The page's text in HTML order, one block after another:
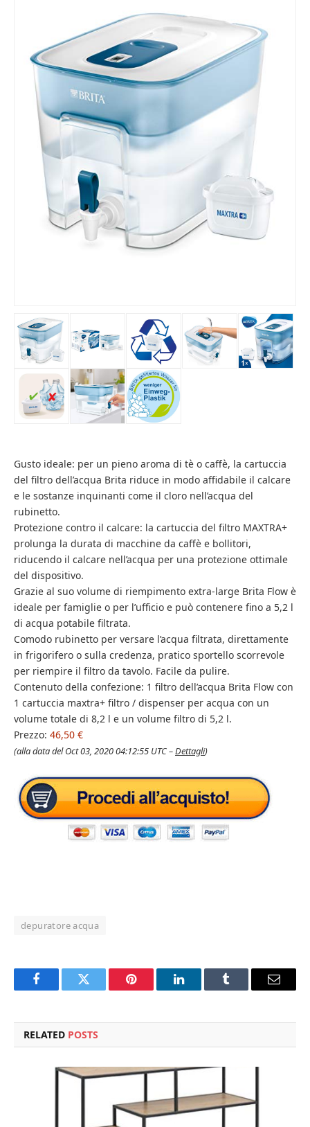
Gusto ideale: per un pieno aroma di tè o caffè, la cartuccia
del filtro dell’acqua Brita riduce in modo affidabile il calcare
e le sostanze inquinanti come il cloro nell’acqua del
rubinetto.
Protezione contro il calcare: la cartuccia del filtro MAXTRA+
prolunga la durata di macchine da caffè e bollitori,
riducendo il calcare nell’acqua per una protezione ottimale
del dispositivo.
Grazie al suo volume di riempimento extra-large Brita Flow è
ideale per famiglie o per l’ufficio e può contenere fino a 5,2 l
di acqua potabile filtrata.
Comodo rubinetto per versare l’acqua filtrata, direttamente
in frigorifero o sulla credenza, pratico sportello scorrevole
per riempire il filtro da tavolo. Facile da pulire.
Contenuto della confezione: 1 filtro dell’acqua Brita Flow con
1 cartuccia maxtra+ filtro / dispenser per acqua con un
volume totale di 8,2 l e un volume filtro di 5,2 l.
Prezzo: 46,50 €
(alla data del Oct 03, 2020 04:12:55 UTC –Dettagli)
depuratore acqua
FacebookTwitter Pinterest LinkedInTumblr Email
RELATED POSTS